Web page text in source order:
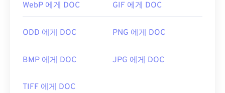
WebP 에게 DOC GIF 에게 DOC
ODD 에게 DOC PNG 에게 DOC
BMP 에게 DOC JPG 에게 DOC
TIFF 에게 DOC